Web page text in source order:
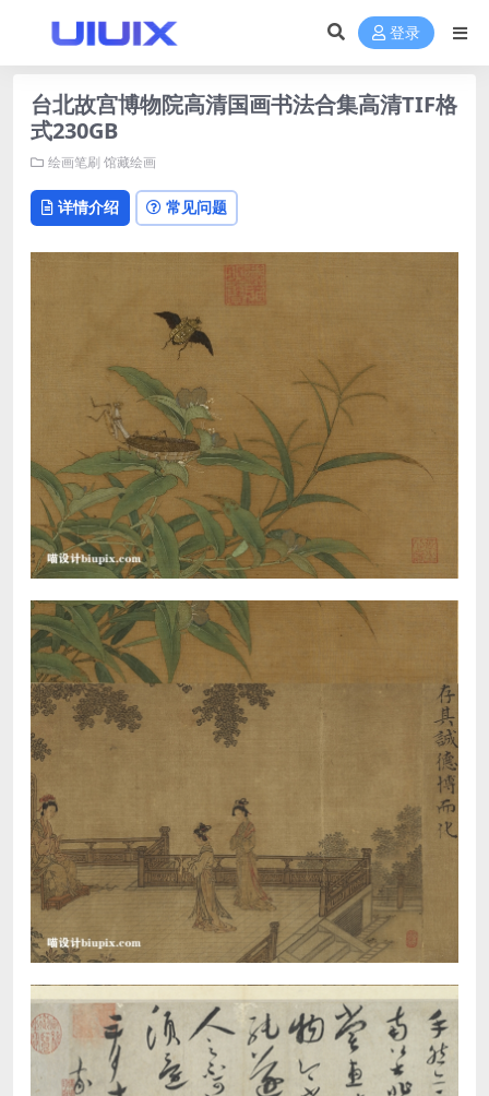
登录
台北故宫博物院高清国画书法合集高清TIF格
式230GB
绘画笔刷馆藏绘画
详情介绍 常见问题